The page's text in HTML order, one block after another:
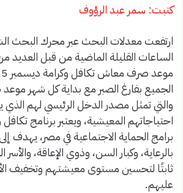
كتبت: سمر عبد الرؤوف
ارتفعت معدلات البحث عبر محرك البحث
الساعات القليلة الماضية من قبل العديد
الجميع بفارغ الصبر مع بداية كل شهر
والتي تمثل مصدر الدخل الرئيسي لهم الذي
احتياجاتهم المعيشية، ويعتبر برنامج
برامج الحماية الاجتماعية في مصر، يهدف
بالرعاية، وكبار السن، وذوي الإعاقة، والأسر
ثابتًا لتحسين مستوى معيشتهم وتخفيف
عليهم.